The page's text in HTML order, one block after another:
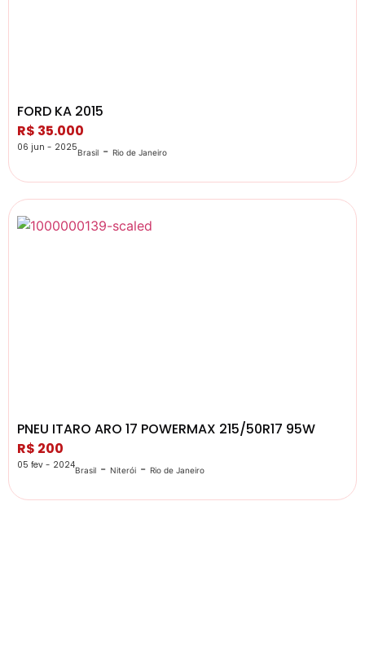
FORD KA 2015
R$ 35.000
06 jun - 2025Brasil - Rio de Janeiro
PNEU ITARO ARO 17 POWERMAX 215/50R17 95W
R$ 200
05 fev - 2024Brasil - Niterói - Rio de Janeiro